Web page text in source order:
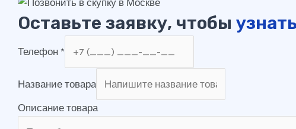
Оставьте заявку, чтобы
Телефон *
Название товара
Описание товара